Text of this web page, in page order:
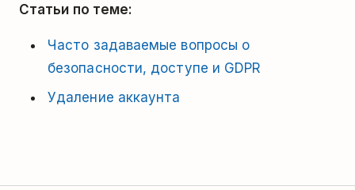
Статьи по теме:
Часто задаваемые вопросы о
безопасности, доступе и GDPR
Удаление аккаунта